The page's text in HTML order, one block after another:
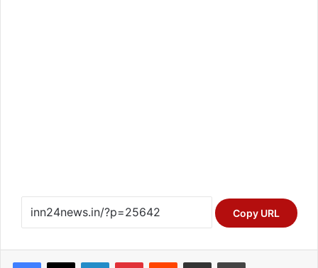
Copy URL
Facebook
X LinkedInPinterestReddit Share via Email Print